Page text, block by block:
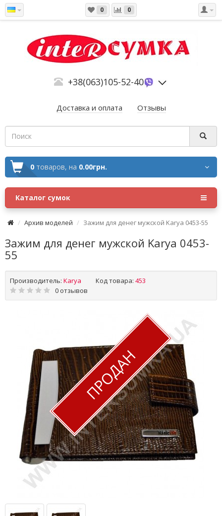
0 0
+38(063)105-52-40
Доставка и оплата Отзывы
0 товаров, на 0.00грн.
Каталог сумок
Архив моделей Зажим для денег мужской Karya 0453-55
Зажим для денег мужской Karya 0453-
55
Производитель: Karya Код товара: 453
0 отзывов
ПРОДАН